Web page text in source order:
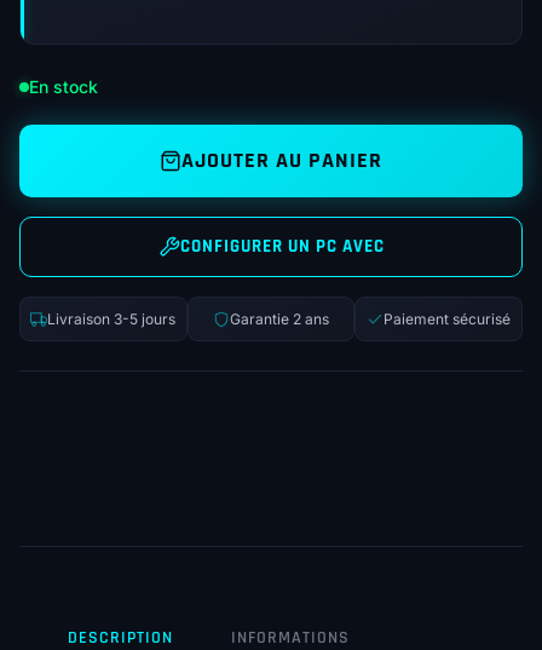
En stock
AJOUTER AU PANIER
CONFIGURER UN PC AVEC
Livraison 3-5 jours Garantie 2 ans Paiement sécurisé
DESCRIPTION
INFORMATIONS